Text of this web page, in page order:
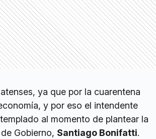
ya que por la cuarentena
y por eso el intendente
al momento de plantear la
Gobierno, Santiago Bonifatti.